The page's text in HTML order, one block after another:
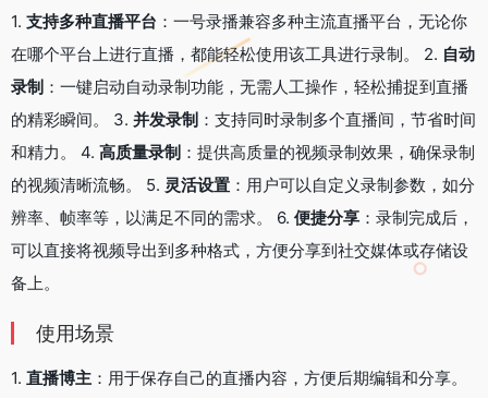
1. 支持多种直播平台 ：一号录播兼容多种主流直播平台，无论你
在哪个平台上进行直播，都能轻松使用该工具进行录制。 2. 自动
录制 ：一键启动自动录制功能，无需人工操作，轻松捕捉到直播
的精彩瞬间。 3. 并发录制 ：支持同时录制多个直播间，节省时间
和精力。 4. 高质量录制 ：提供高质量的视频录制效果，确保录制
的视频清晰流畅。 5. 灵活设置 ：用户可以自定义录制参数，如分
辨率、帧率等，以满足不同的需求。 6. 便捷分享 ：录制完成后，
可以直接将视频导出到多种格式，方便分享到社交媒体或存储设
备上。
使用场景
1. 直播博主 ：用于保存自己的直播内容，方便后期编辑和分享。